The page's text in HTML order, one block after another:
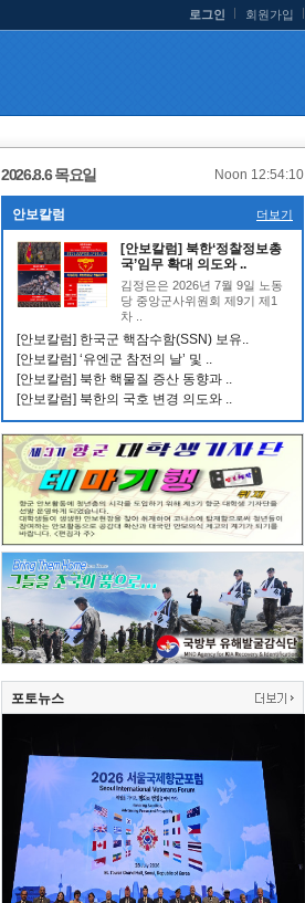
로그인 회원가입
2026.8.6 목요일 Noon 12:54:11
안보칼럼 더보기
[안보칼럼] 북한‘정찰정보총
국’임무 확대 의도와 ..
김정은은 2026년 7월 9일 노동
당 중앙군사위원회 제9기 제1
차 ..
[안보칼럼] 한국군 핵잠수함(SSN) 보유..
[안보칼럼] ‘유엔군 참전의 날’ 및 ..
[안보칼럼] 북한 핵물질 증산 동향과 ..
[안보칼럼] 북한의 국호 변경 의도와 ..
포토뉴스